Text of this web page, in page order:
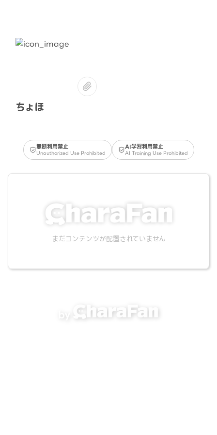
ちょほ
無断利用禁止
Unauthorized Use Prohibited
AI学習利用禁止
AI Training Use Prohibited
まだコンテンツが配置されていません